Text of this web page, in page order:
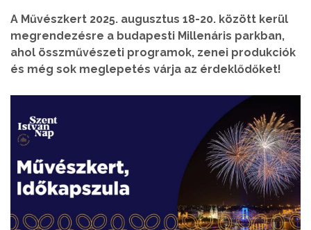
A Művészkert 2025. augusztus 18-20. között kerül
megrendezésre a budapesti Millenáris parkban,
ahol összművészeti programok, zenei produkciók
és még sok meglepetés várja az érdeklődőket!